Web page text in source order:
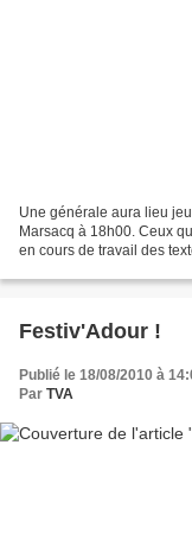
Une générale aura lieu
Marsacq à 18h00. Ceux
en cours de travail des
Festiv'Adour !
Publié le 18/08/2010 à
Par TVA